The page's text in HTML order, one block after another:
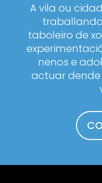
A vila ou
taboleiro de
nenos e
actuar